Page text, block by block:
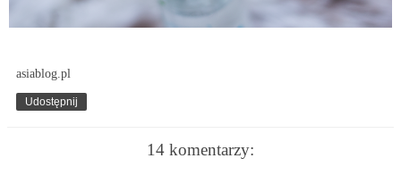
asiablog.pl
Udostępnij
14 komentarzy: